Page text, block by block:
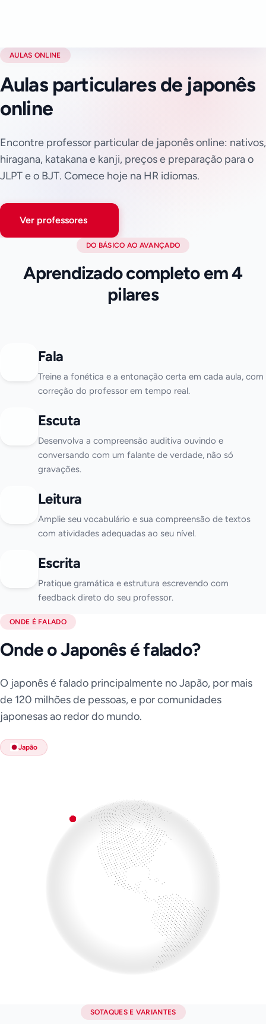
AULAS ONLINE
Aulas particulares de japonês
online
Encontre professor particular de japonês online: nativos,
hiragana, katakana e kanji, preços e preparação para o
JLPT e o BJT. Comece hoje na HR idiomas.
Ver professores
DO BÁSICO AO AVANÇADO
Aprendizado completo em 4
pilares
Fala
Treine a fonética e a entonação certa em cada aula, com
correção do professor em tempo real.
Escuta
Desenvolva a compreensão auditiva ouvindo e
conversando com um falante de verdade, não só
gravações.
Leitura
Amplie seu vocabulário e sua compreensão de textos
com atividades adequadas ao seu nível.
Escrita
Pratique gramática e estrutura escrevendo com
feedback direto do seu professor.
ONDE É FALADO
Onde o Japonês é falado?
O japonês é falado principalmente no Japão, por mais
de 120 milhões de pessoas, e por comunidades
japonesas ao redor do mundo.
Japão
SOTAQUES E VARIANTES